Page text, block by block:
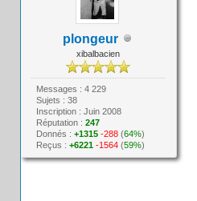
plongeur
xibalbacien
Messages : 4 229
Sujets : 38
Inscription : Juin 2008
Réputation : 247
Donnés : +1315 -288(64%)
Reçus : +6221 -1564(59%)